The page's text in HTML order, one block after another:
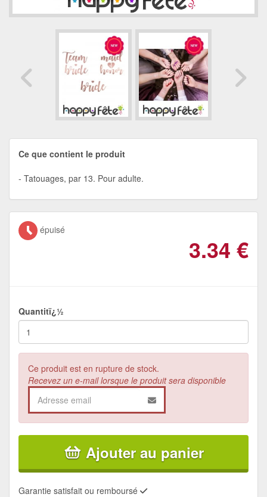
Ce que contient le produit
Tatouages, par 13. Pour adulte.
épuisé
3.34 €
Quantitï¿½
Ce produit est en rupture de stock.
Recevez un e-mail lorsque le produit sera disponible
Ajouter au panier
Garantie satisfait ou remboursé